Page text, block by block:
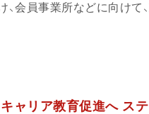
会員事業所などに向けて
ャリア教育促進へ ス